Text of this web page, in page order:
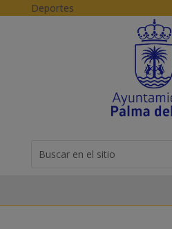
Skip to content
Deportes
for...